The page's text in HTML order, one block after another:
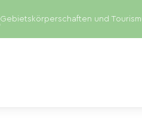
Gebietskörperschaften und